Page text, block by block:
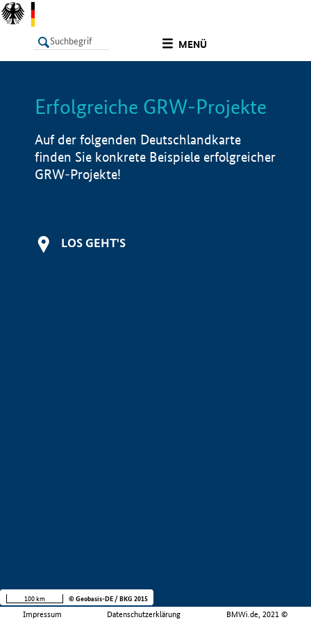
MENÜ
LISTE Info
Erfolgreiche GRW-Projekte
Auf der folgenden Deutschlandkarte
finden Sie konkrete Beispiele erfolgreicher
GRW-Projekte!
LOS GEHT'S
Impressum Datenschutzerklärung BMWi.de, 2021 ©
100 km © Geobasis-DE / BKG 2015